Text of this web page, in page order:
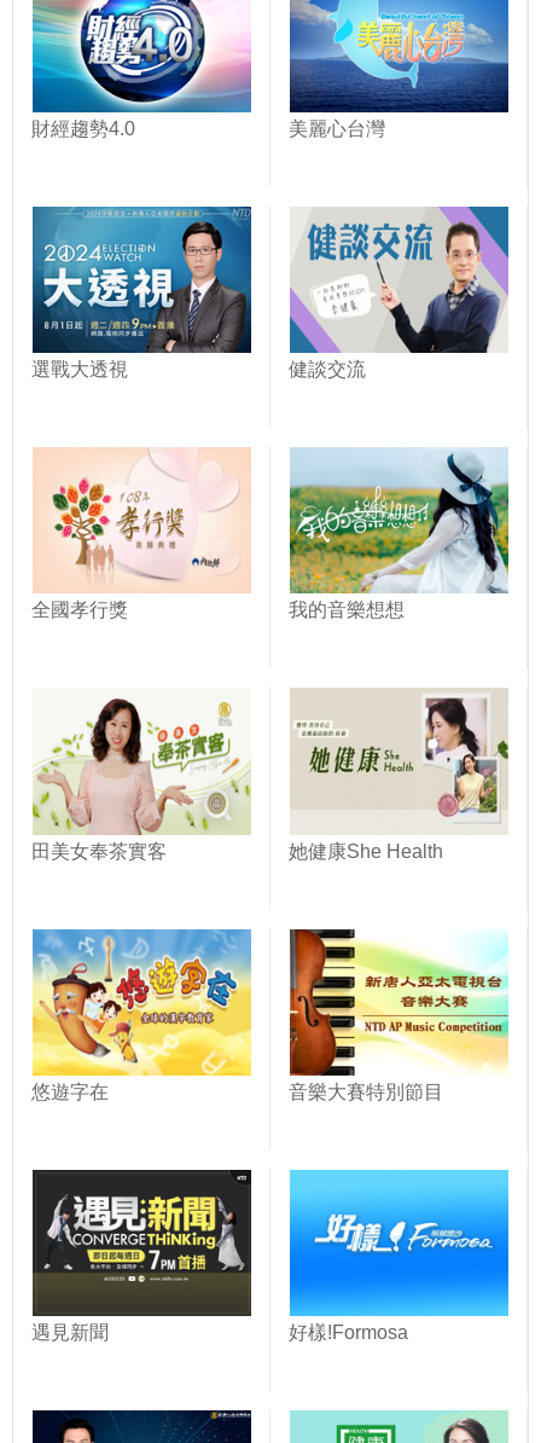
財經趨勢4.0 美麗心台灣
選戰大透視 健談交流
全國孝行獎 我的音樂想想
田美女奉茶實客 她健康She Health
悠遊字在 音樂大賽特別節目
遇見新聞 好樣!Formosa